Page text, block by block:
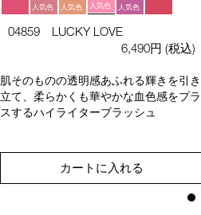
人気色 人気色 人気色 人気色
04859 LUCKY LOVE
6,490円 (税込)
肌そのものの透明感あふれる輝きを引き
立て、柔らかくも華やかな血色感をプラ
スするハイライターブラッシュ
カートに入れる